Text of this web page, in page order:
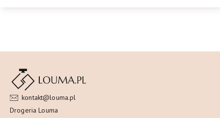
kontakt@louma.pl
Drogeria Louma